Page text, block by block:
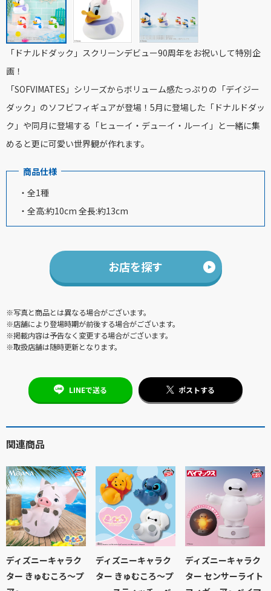
「ドナルドダック」スクリーンデビュー90周年をお祝いして特別企
画！
「SOFVIMATES」シリーズからボリューム感たっぷりの「デイジー
ダック」のソフビフィギュアが登場！5月に登場した「ドナルドダッ
ク」や同月に登場する「ヒューイ・デューイ・ルーイ」と一緒に集
めると更に可愛い世界観が作れます。
商品仕様
・全1種
・全高:約10cm 全長:約13cm
お店を探す
※写真と商品とは異なる場合がございます。
※店舗により登場時期が前後する場合がございます。
※掲載内容は予告なく変更する場合がございます。
※取扱店舗は随時更新となります。
LINEで送る ポストする
関連商品
ディズニーキャラク
ター きゅむころ～プ
ディズニーキャラク
ター きゅむころ～プ
ディズニーキャラク
ター センサーライト